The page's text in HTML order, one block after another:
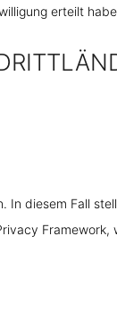
erteilt
In diesem Fall
Framework,